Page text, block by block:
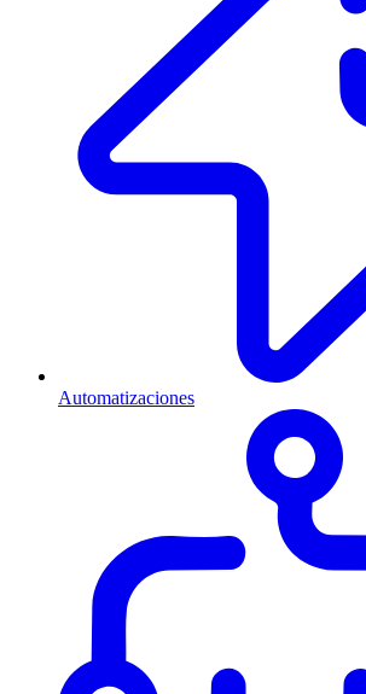
Automatizaciones